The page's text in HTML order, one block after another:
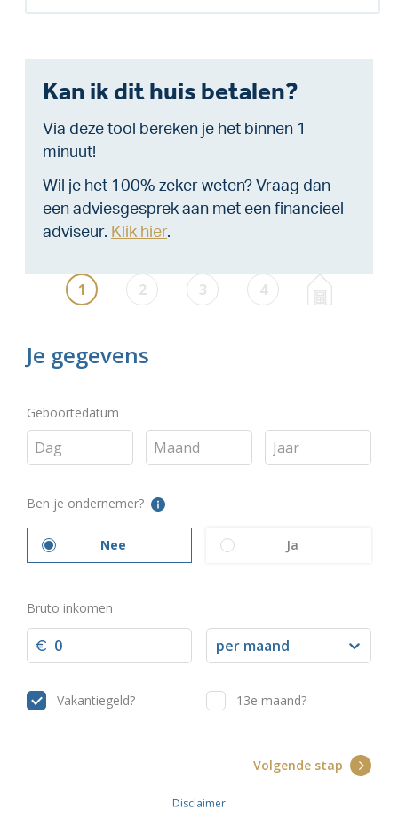
Kan ik dit huis betalen?
Via deze tool bereken je het binnen 1
minuut!
Wil je het 100% zeker weten? Vraag dan
een adviesgesprek aan met een financieel
adviseur. Klik hier.